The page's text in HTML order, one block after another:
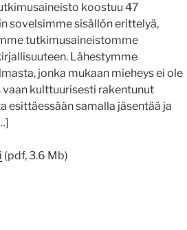
koostuu 47
sovelsimme sisällön erittelyä,
tutkimusaineistomme
Lähestymme
jonka mukaan mieheys ei ole
kulttuurisesti rakentunut
esittäessään samalla jäsentää ja
(pdf, 3.6 Mb)